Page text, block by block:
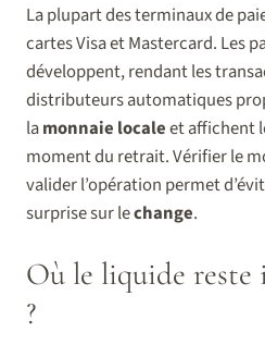
La plupart des terminaux de
cartes Visa et Mastercard. Les
développent, rendant les
distributeurs automatiques
lamonnaie localeet affichent
moment du retrait. Vérifier le
valider l’opération permet
surprise sur lechange.
Où le liquide
?